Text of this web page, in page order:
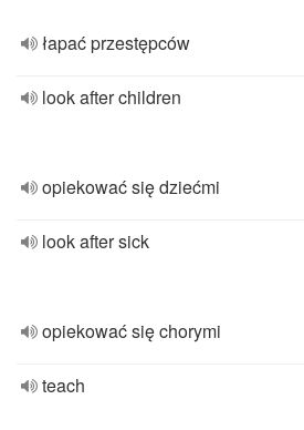
łapać przestępców
look after children
opiekować się dziećmi
look after sick
opiekować się chorymi
teach